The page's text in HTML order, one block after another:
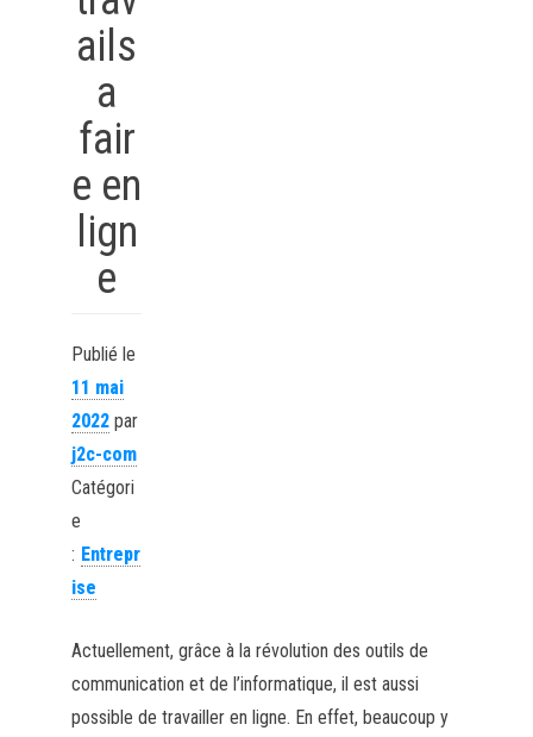
ails
a
fair
e en
lign
e
Publié le
11 mai
2022par
j2c-com
Catégori
e
: Entrepr
ise
Actuellement, grâce à la révolution des outils de
communication et de l’informatique, il est aussi
possible de travailler en ligne. En effet, beaucoup y